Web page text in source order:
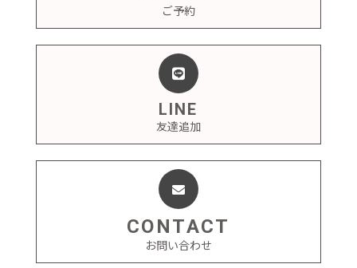
ご予約
LINE
友達追加
CONTACT
お問い合わせ